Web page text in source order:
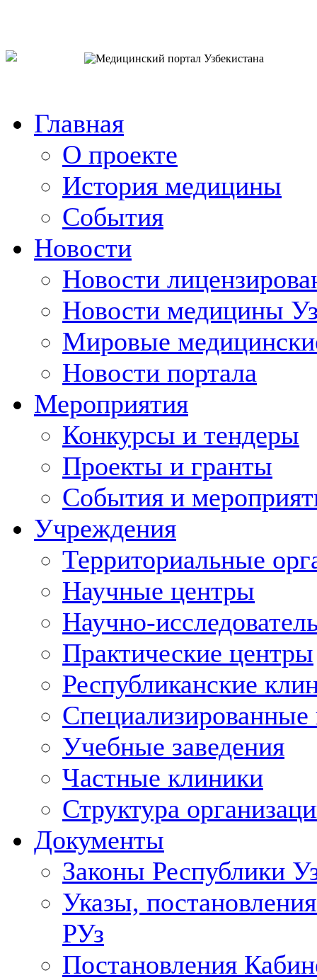
Главная
О проекте
История медицины
События
Новости
Новости
Новости медицины
Мировые
Новости портала
Мероприятия
Конкурсы и тендеры
Проекты и гранты
События и
Учреждения
Территориальные
Научные центры
Научно-
Практические центры
Республиканские
Учебные заведения
Частные клиники
Структура
Документы
Законы Республики
Указы,
РУз
Постановления